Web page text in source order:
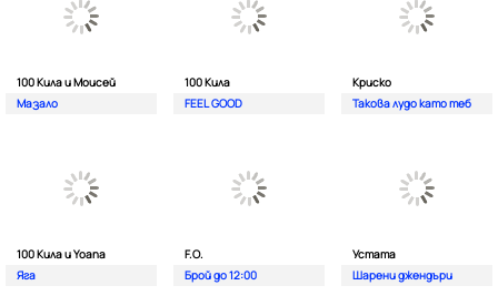
100 Кила и Моисей
Мазало
100 Кила
FEEL GOOD
Криско
Такова лудо като теб
100 Кила и Yoana
Яга
F.O.
Брой до 12:00
Устата
Шарени джендъри